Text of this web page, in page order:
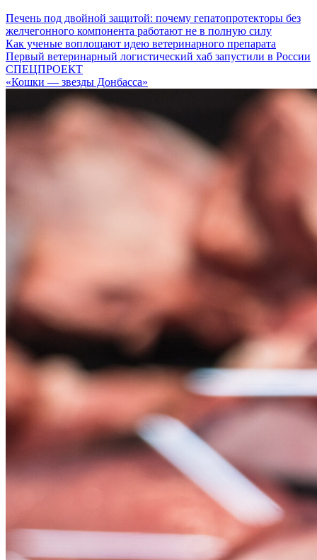
Печень под двойной защитой: почему гепатопротекторы без
желчегонного компонента работают не в полную силу
Как ученые воплощают идею ветеринарного препарата
Первый ветеринарный логистический хаб запустили в России
СПЕЦПРОЕКТ
«Кошки — звезды Донбасса»